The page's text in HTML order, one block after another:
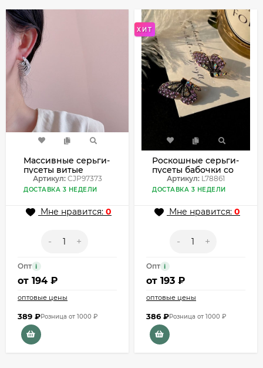
Массивные серьги-
пусеты витые
кольца CJP97373
Артикул:CJP97373
ДОСТАВКА 3 НЕДЕЛИ
Мне нравится: 0
- +
Опт i
от 194 ₽
оптовые цены
389 ₽Розница от 1000 ₽
ХИТ
Роскошные серьги-
пусеты бабочки со
стразами L78861
Артикул: L78861
ДОСТАВКА 3 НЕДЕЛИ
Мне нравится: 0
- +
Опт i
от 193 ₽
оптовые цены
386 ₽Розница от 1000 ₽